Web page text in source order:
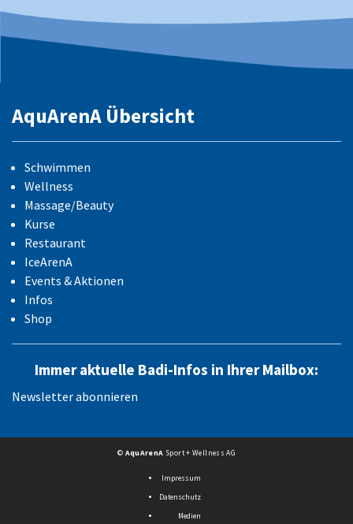
AquArenA Übersicht
Schwimmen
Wellness
Massage/Beauty
Kurse
Restaurant
IceArenA
Events & Aktionen
Infos
Shop
Immer aktuelle Badi-Infos in Ihrer Mailbox:
Newsletter abonnieren
© AquArenA Sport + Wellness AG
Impressum
Datenschutz
Medien